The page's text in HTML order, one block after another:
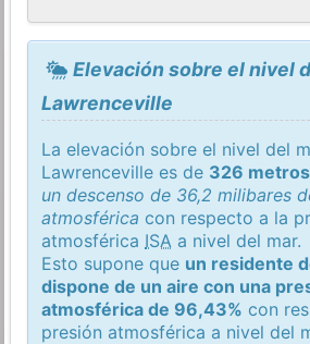
Elevación sobre el nivel
Lawrenceville
La elevación sobre el nivel del
Lawrenceville es de 326 metros
un descenso de 36,2 milibares
atmosférica con respecto a la
atmosférica ISA a nivel del mar.
Esto supone que un residente
dispone de un aire con una
atmosférica de 96,43% con
presión atmosférica a nivel del